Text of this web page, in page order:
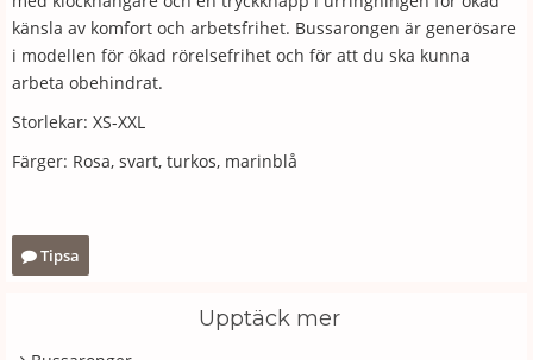
känsla av komfort och arbetsfrihet. Bussarongen är generösare
i modellen för ökad rörelsefrihet och för att du ska kunna
arbeta obehindrat.
Storlekar: XS-XXL
Färger: Rosa, svart, turkos, marinblå
Tipsa
Upptäck mer